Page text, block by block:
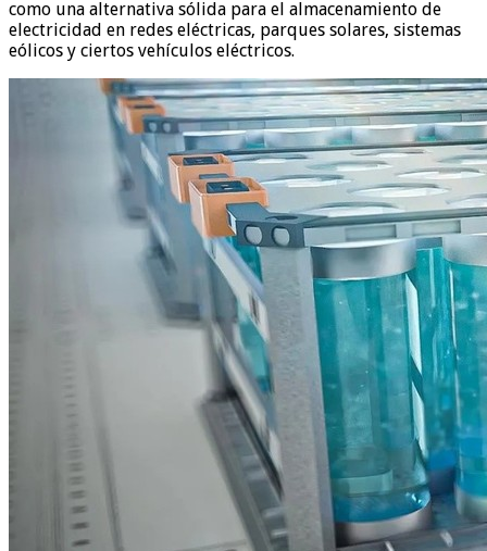
como una alternativa sólida para el almacenamiento de
electricidad en redes eléctricas, parques solares, sistemas
eólicos y ciertos vehículos eléctricos.